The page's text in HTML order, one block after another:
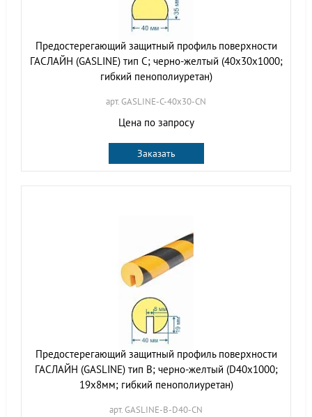
Предостерегающий защитный профиль поверхности
ГАСЛАЙН (GASLINE) тип C; черно-желтый (40х30х1000;
гибкий пенополиуретан)
арт. GASLINE-С-40х30-CN
Цена по запросу
Заказать
Предостерегающий защитный профиль поверхности
ГАСЛАЙН (GASLINE) тип B; черно-желтый (D40х1000;
19х8мм; гибкий пенополиуретан)
арт. GASLINE-B-D40-CN